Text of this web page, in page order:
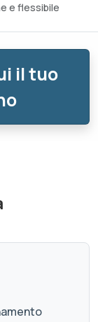
e flessibile
il tuo